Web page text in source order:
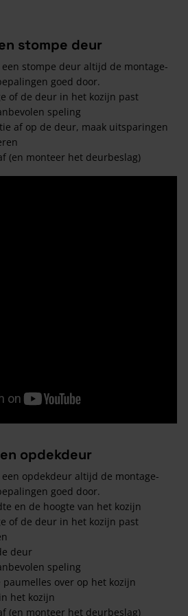
stompe deur
stompe deur altijd de montage-
goed door.
of de deur in het kozijn past
speling
af op de deur, maak uitsparingen
(en monteer het deurbeslag)
opdekdeur
opdekdeur altijd de montage-
goed door.
en de hoogte van het kozijn
of de deur in het kozijn past
deur
speling
over op het kozijn
het kozijn
(en monteer het deurbeslag)